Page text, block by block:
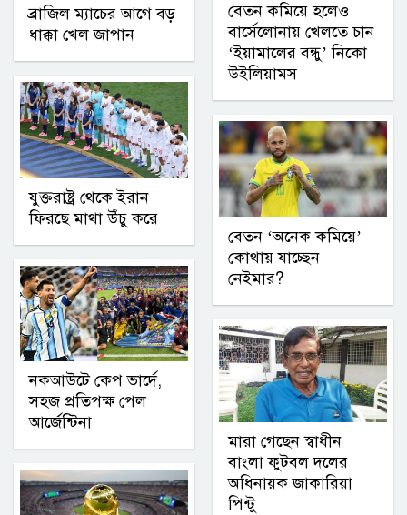
ব্রাজিল ম্যাচের আগে বড়
ধাক্কা খেল জাপান
যুক্তরাষ্ট্র থেকে ইরান
ফিরছে মাথা উঁচু করে
নকআউটে কেপ ভার্দে,
সহজ প্রতিপক্ষ পেল
আর্জেন্টিনা
বেতন কমিয়ে হলেও
বার্সেলোনায় খেলতে চান
‘ইয়ামালের বন্ধু’ নিকো
উইলিয়ামস
বেতন ‘অনেক কমিয়ে’
কোথায় যাচ্ছেন
নেইমার?
মারা গেছেন স্বাধীন
বাংলা ফুটবল দলের
অধিনায়ক জাকারিয়া
পিন্টু